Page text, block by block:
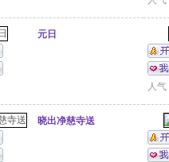
元日
人气
晓出净慈寺送